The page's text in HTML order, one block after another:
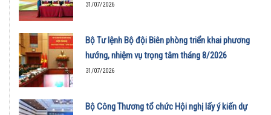
31/07/2026
Bộ Tư lệnh Bộ đội Biên phòng triển khai phương
hướng, nhiệm vụ trọng tâm tháng 8/2026
31/07/2026
Bộ Công Thương tổ chức Hội nghị lấy ý kiến dự